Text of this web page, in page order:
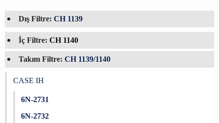
Dış Filtre: CH 1139
İç Filtre: CH 1140
Takım Filtre: CH 1139/1140
CASE IH
6N-2731
6N-2732